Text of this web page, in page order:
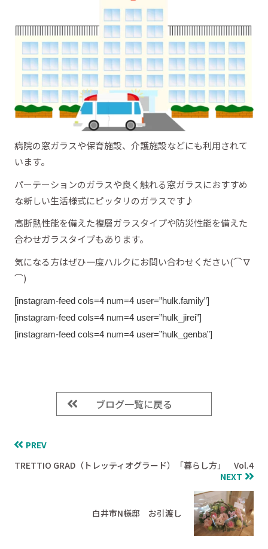
病院の窓ガラスや保育施設、介護施設などにも利用されて
います。
パーテーションのガラスや良く触れる窓ガラスにおすすめ
な新しい生活様式にピッタリのガラスです♪
高断熱性能を備えた複層ガラスタイプや防災性能を備えた
合わせガラスタイプもあります。
気になる方はぜひ一度ハルクにお問い合わせください(⌒∇
⌒)
[instagram-feed cols=4 num=4 user=”hulk.family”]
[instagram-feed cols=4 num=4 user=”hulk_jirei”]
[instagram-feed cols=4 num=4 user=”hulk_genba”]
ブログ一覧に戻る
PREV
TRETTIO GRAD（トレッティオグラード）「暮らし方」 Vol.4
NEXT
白井市N様邸 お引渡し